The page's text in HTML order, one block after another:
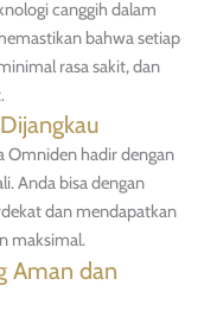
canggih dalam
bahwa setiap
rasa sakit, dan
Omniden hadir dengan
Anda bisa dengan
dan mendapatkan
maksimal.
Aman dan